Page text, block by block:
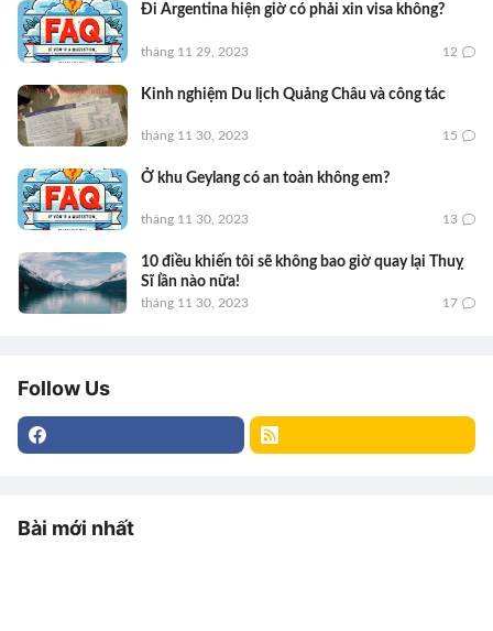
Đi Argentina hiện giờ có phải xin visa không?
tháng 11 29, 2023 12
Kinh nghiệm Du lịch Quảng Châu và công tác
tháng 11 30, 2023 15
Ở khu Geylang có an toàn không em?
tháng 11 30, 2023 13
10 điều khiến tôi sẽ không bao giờ quay lại Thuỵ
Sĩ lần nào nữa!
tháng 11 30, 2023 17
Follow Us
Bài mới nhất